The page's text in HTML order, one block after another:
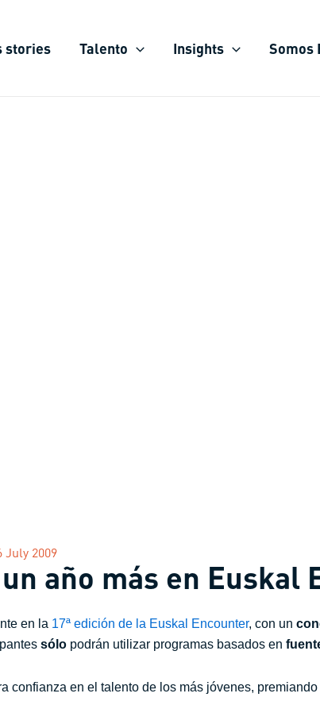
stories Talento Insights Somos
July 2009
año más en Euskal
en la 17ª edición de la Euskal Encounter, con un
sólo podrán utilizar programas basados en
confianza en el talento de los más jóvenes,